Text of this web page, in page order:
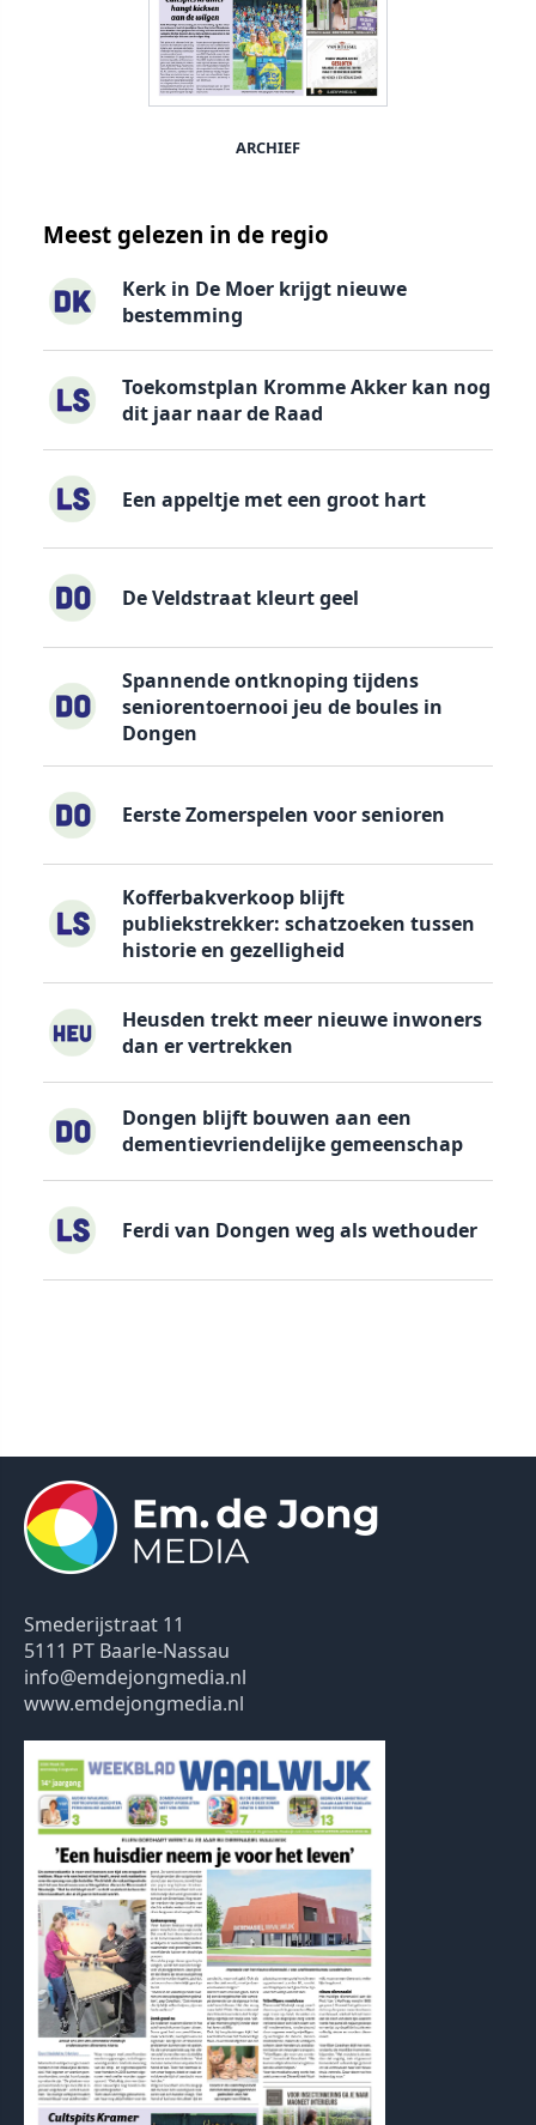
ARCHIEF
Meest gelezen in de regio
Kerk in De Moer krijgt nieuwe
bestemming
Toekomstplan Kromme Akker kan nog
dit jaar naar de Raad
Een appeltje met een groot hart
De Veldstraat kleurt geel
Spannende ontknoping tijdens
seniorentoernooi jeu de boules in
Dongen
Eerste Zomerspelen voor senioren
Kofferbakverkoop blijft
publiekstrekker: schatzoeken tussen
historie en gezelligheid
Heusden trekt meer nieuwe inwoners
dan er vertrekken
Dongen blijft bouwen aan een
dementievriendelijke gemeenschap
Ferdi van Dongen weg als wethouder
Smederijstraat 11
5111 PT Baarle-Nassau
info@emdejongmedia.nl
www.emdejongmedia.nl